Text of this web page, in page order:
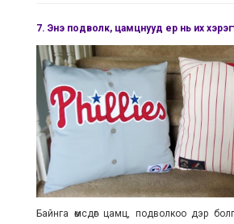
7. Энэ подволк, цамцнууд ер нь их
Байнга өмсдөг цамц, подволкоо дэр